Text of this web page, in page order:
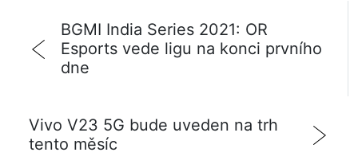
BGMI India Series 2021: OR
Esports vede ligu na konci prvního
dne
Vivo V23 5G bude uveden na trh
tento měsíc